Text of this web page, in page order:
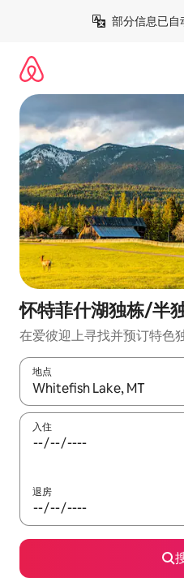
部分信息已自
怀特菲什湖独栋/半
在爱彼迎上寻找并预订特色
地点
如有搜索结果，请使用上下
入住
退房